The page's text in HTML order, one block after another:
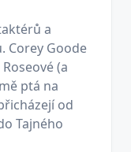
a
Corey Goode
(a
ptá na
od
Tajného